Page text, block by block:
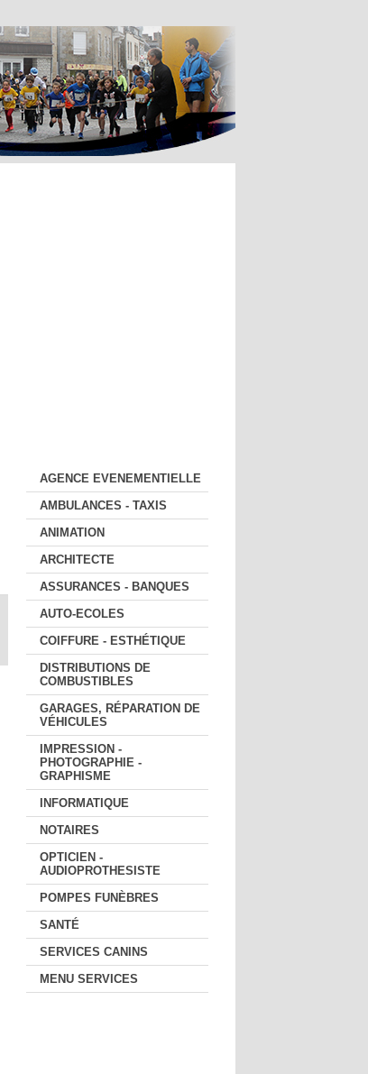
AGENCE EVENEMENTIELLE
AMBULANCES - TAXIS
ANIMATION
ARCHITECTE
ASSURANCES - BANQUES
AUTO-ECOLES
COIFFURE - ESTHÉTIQUE
DISTRIBUTIONS DE
COMBUSTIBLES
GARAGES, RÉPARATION DE
VÉHICULES
IMPRESSION -
PHOTOGRAPHIE -
GRAPHISME
INFORMATIQUE
NOTAIRES
OPTICIEN -
AUDIOPROTHESISTE
POMPES FUNÈBRES
SANTÉ
SERVICES CANINS
MENU SERVICES